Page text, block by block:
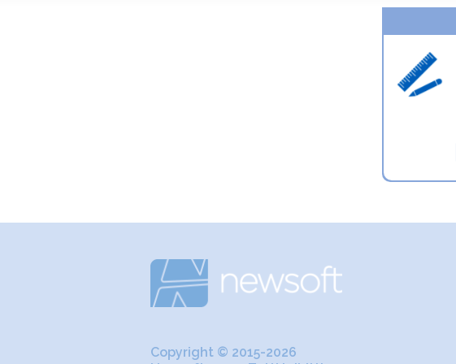
Copyright © 2015-2026